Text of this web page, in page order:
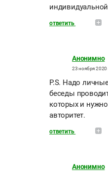
ответить
Анонимно
23 ноября 2020
P.S. Надо
беседы
которых и
авторитет.
ответить
Анонимно